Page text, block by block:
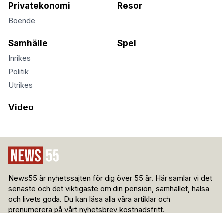
Privatekonomi
Boende
Resor
Samhälle
Inrikes
Politik
Utrikes
Spel
Video
News55 är nyhetssajten för dig över 55 år. Här samlar vi det
senaste och det viktigaste om din pension, samhället, hälsa
och livets goda. Du kan läsa alla våra artiklar och
prenumerera på vårt nyhetsbrev kostnadsfritt.